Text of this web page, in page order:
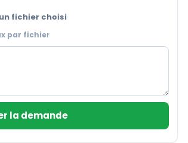
fichier choisi
par fichier
la demande